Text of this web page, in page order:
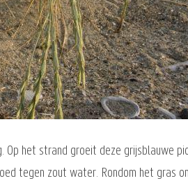
Op het strand groeit deze grijsblauwe
tegen zout water. Rondom het gras